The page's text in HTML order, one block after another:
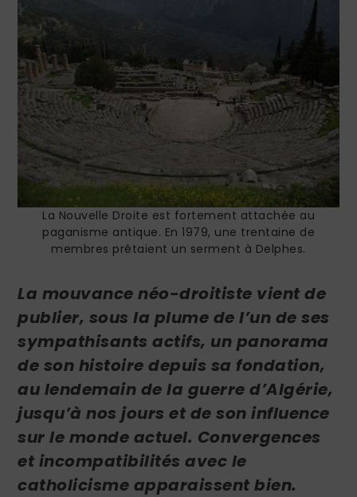
La Nouvelle Droite est fortement attachée au
paganisme antique. En 1979, une trentaine de
membres prêtaient un serment à Delphes.
La mouvance néo-droitiste vient de
publier, sous la plume de l’un de ses
sympathisants actifs, un panorama
de son histoire depuis sa fondation,
au lendemain de la guerre d’Algérie,
jusqu’à nos jours et de son influence
sur le monde actuel. Convergences
et incompatibilités avec le
catholicisme apparaissent bien.